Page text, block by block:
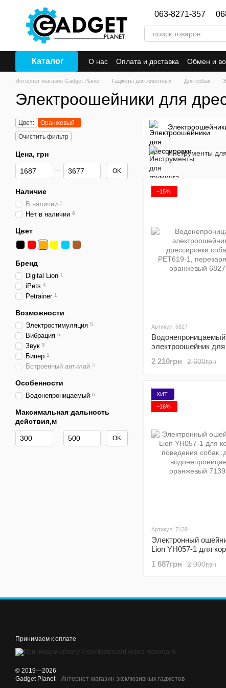
Перейти к основному контенту
063-8271-357
Каталог О нас Оплата и доставка Обмен и
Интернет-магазин Gadget Planet Гаджеты для животных Для собак
Электроошейники для
Инструменты
−15%
Артикул: 6827
Водонепроницаемый
электроошейник для
PET619-1,2 600грн
2 210грн
ХИТ
−16%
Артикул: 7139
Электронный
Lion YH057-1 для
водонепроницаемый,
2 000грн
1 687грн
Цвет:
Оранжевый
Очистить фильтр
Цена, грн
От Цена, грн
До Цена, грн OK
Наличие
В наличии 0
Нет в наличии 6
Цвет
Бренд
Digital Lion 1
iPets 4
Petrainer 1
Возможности
Электростимуляция 5
Вибрация 5
Звук 5
Бипер 1
Встроенный антилай 0
Особенности
Водонепроницаемый 6
Максимальная дальность
действия,м
От Максимальная дальность действия,м
До Максимальная дальность действия,м
OK
Принимаем к оплате
© 2019—2026
Gadget Planet - Интернет-магазин эксклюзивных гаджетов